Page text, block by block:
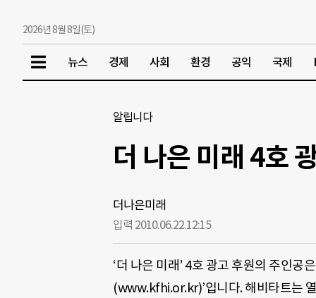
2026년 8월 8일(토)
뉴스 경제 사회 환경 공익 국제
알립니다
더 나은 미래 4호
더나은미래
입력 2010.06.22.12:15
‘더 나은 미래’ 4호 광고 후원의 주인
(www.kfhi.or.kr)’입니다. 해비타트는